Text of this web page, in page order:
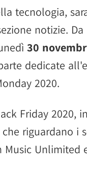
tecnologia,
notizie.
30
dedicate
2020.
Friday 2020,
riguardano i
Music Unlimited